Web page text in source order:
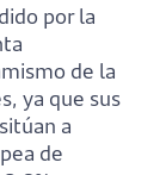
por la
de la
ya que sus
a
de